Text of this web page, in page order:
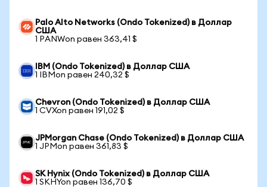
Palo Alto Networks (Ondo Tokenized) в Доллар
США
1 PANWon равен 363,41 $
IBM (Ondo Tokenized) в Доллар США
1 IBMon равен 240,32 $
Chevron (Ondo Tokenized) в Доллар США
1 CVXon равен 191,02 $
JPMorgan Chase (Ondo Tokenized) в Доллар США
1 JPMon равен 361,83 $
SK Hynix (Ondo Tokenized) в Доллар США
1 SKHYon равен 136,70 $